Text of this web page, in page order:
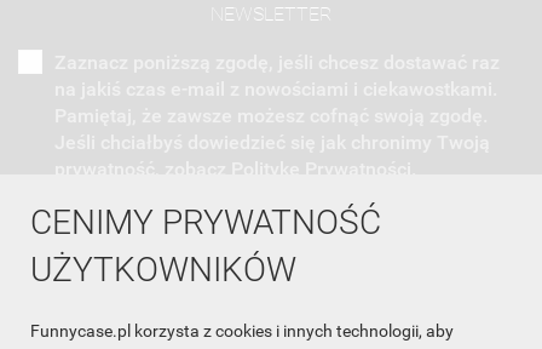
CENIMY PRYWATNOŚĆ
UŻYTKOWNIKÓW
Funnycase.pl korzysta z cookies i innych technologii, aby
NEWSLETTER
INFORMACJA O SKLEPIE